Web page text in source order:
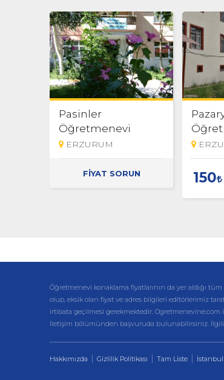
Pasinler
Öğretmenevi
ERZURUM
FİYAT SORUN 150
Öğretmenevi konaklama fiyatlarının da yer aldığı
olup, eksik olan fiyat ve adres bilgileri editörlerimiz
irtibata geçilmesi gerekmektedir.
İletişim bölümünden başvuruda bulunabilirsiniz.
Hakkımızda Gizlilik Politikası Tam Liste